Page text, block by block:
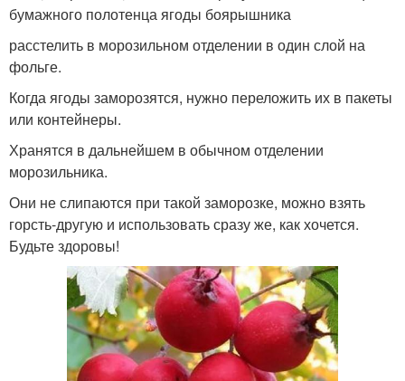
бумажного полотенца ягоды боярышника
расстелить в морозильном отделении в один слой на
фольге.
Когда ягоды заморозятся, нужно переложить их в пакеты
или контейнеры.
Хранятся в дальнейшем в обычном отделении
морозильника.
Они не слипаются при такой заморозке, можно взять
горсть-другую и использовать сразу же, как хочется.
Будьте здоровы!